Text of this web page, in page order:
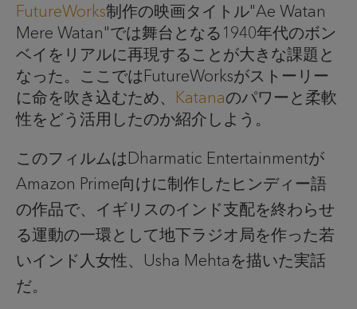
FutureWorks制作の映画タイトル"Ae Watan
Mere Watan"では舞台となる1940年代のボン
ベイをリアルに再現することが大きな課題と
なった。ここではFutureWorksがストーリー
に命を吹き込むため、 Katanaのパワーと柔軟
性をどう活用したのか紹介しよう。
このフィルムはDharmatic Entertainmentが
Amazon Prime向けに制作したヒンディー語
の作品で、イギリスのインド支配を終わらせ
る運動の一環として地下ラジオ局を作った若
いインド人女性、Usha Mehtaを描いた実話
だ。